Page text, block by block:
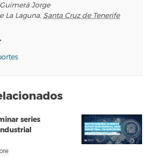
Jorge
La Laguna, Santa Cruz de Tenerife
series